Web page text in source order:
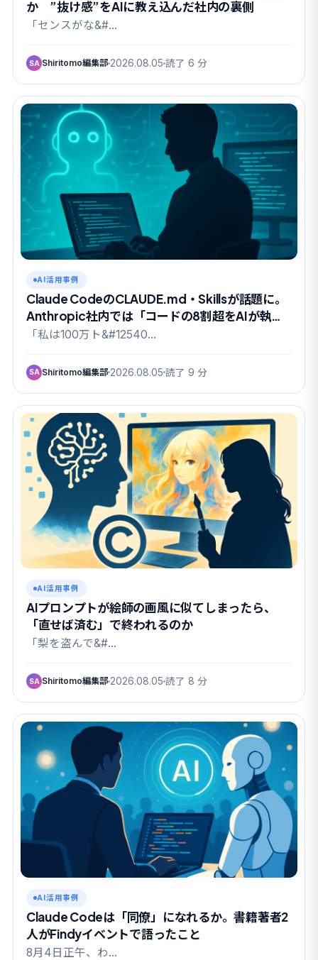
か ”抜け感”をAIに教え込んだ社内の裏側
「センスがな&#…
SA Shiritomo編集部 2026.08.05 読了 6 分
AI活用事例
Claude CodeのCLAUDE.md・Skillsが話題に。
Anthropic社内では「コードの8割超をAIが執
筆」の実態も
「私は100万ト&#12540…
SA Shiritomo編集部 2026.08.05 読了 9 分
AI活用事例
AIプロンプトが絵師の画風に似てしまったら、
「直せば済む」で終われるのか
「梨を盗んで&#…
SA Shiritomo編集部 2026.08.05 読了 8 分
AI活用事例
Claude Codeは「同僚」になれるか。書籍著者2
人がFindyイベントで語ったこと
8月4日正午、わ…